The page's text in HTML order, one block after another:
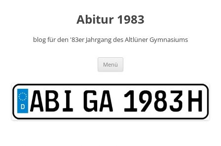
Abitur 1983
blog für den '83er Jahrgang des Altlüner Gymnasiums
Menü